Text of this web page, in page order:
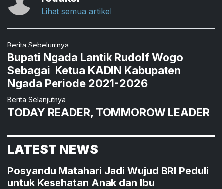
Lihat semua artikel
Berita Sebelumnya
Bupati Ngada Lantik Rudolf Wogo
Sebagai Ketua KADIN Kabupaten
Ngada Periode 2021-2026
Berita Selanjutnya
TODAY READER, TOMMOROW LEADER
LATEST NEWS
Posyandu Matahari Jadi Wujud BRI Peduli
untuk Kesehatan Anak dan Ibu